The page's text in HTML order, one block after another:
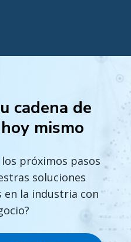
cadena de
mismo
próximos pasos
soluciones
en la industria con